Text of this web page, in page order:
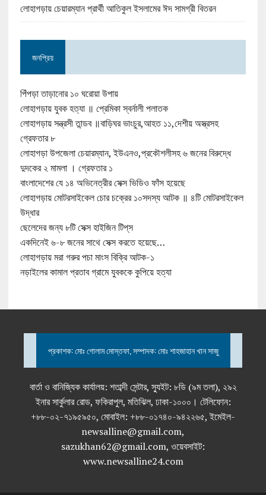
লোহাগড়ায় চেয়ারম্যান প্রার্থী আতিকুল ইসলামের ঈদ সামগ্রী বিতরন
জনপ্রিয়
পিঁপড়া তাড়ানোর ১০ ঘরোয়া উপায়
লোহাগড়ায় যুবক হত্যা ॥ প্রেমিকা স্বর্নালী পলাতক
লোহাগড়ায় সন্ত্রসী তান্ডব ॥বাড়িঘর ভাংচুর,আহত ১১,দেশীয় অস্ত্রসহ
গ্রেফতার ৮
লোহাগড়া উপজেলা চেয়ারম্যান, ইউএনও,প্রকৌশলীসহ ৬ জনের বিরুদ্ধে
দুদকের ২ মামলা । গ্রেফতার ১
বাংলাদেশের যে ১৪ অভিনেত্রীর সেক্স ভিডিও ফাঁস হয়েছে
লোহাগড়ায় মোটরসাইকেল চোর চক্রের ১০সদস্য আটক ॥ ৪টি মোটরসাইকেল
উদ্ধার
ছেলেদের জন্য ৮টি সেক্স হাইজিন টিপ্‌স
একদিনেই ৬-৮ জনের সাথে সেক্স করতে হয়েছে…
লোহাগড়ায় মরা গরুর পচা মাংস বিক্রি আটক-১
নড়াইলের কামাল প্রতাব গ্রামে যুবককে কুপিয়ে হত্যা
প্রকাশক: মোঃ গোলাম মোস্তফা, সম্পাদক: মোঃ শাহজাহান খান সাজু
বার্তা ও বানিজ্যিক কার্যালয়: শতাব্দী সেন্টার, স্যুইট: ৮ডি (৯ম তলা), ২৯২
ইনার সার্কুলার রোড, ফকিরাপুল, মতিঝিল, ঢাকা-১০০০। টেলিফোন:
+৮৮-০২-৭১৯৫৯৫০, মোবাইল: +৮৮-০১৭৪০-৯৪২২৬৫, ইমেইল-
newsalline@gmail.com,
sazukhan62@gmail.com, ওয়েবসাইট:
www.newsalline24.com